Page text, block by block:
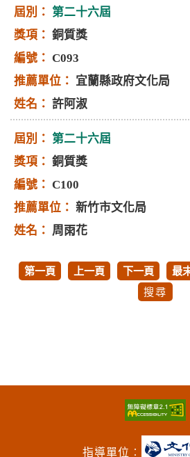
第二十六屆
銅質獎
C093
宜蘭縣政府文化局
許阿淑
第二十六屆
銅質獎
C100
新竹市文化局
周雨花
第一頁 上一頁 下一頁 最
指導單位︰